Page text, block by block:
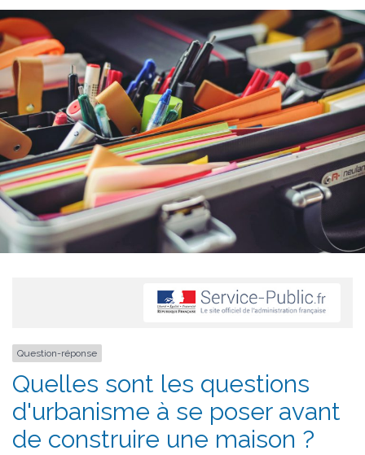
Question-réponse
Quelles sont les questions
d'urbanisme à se poser avant
de construire une maison ?